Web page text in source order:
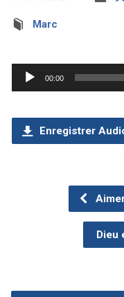
Marc
Lecteur
audio
00:00
Enregistrer
Dieu